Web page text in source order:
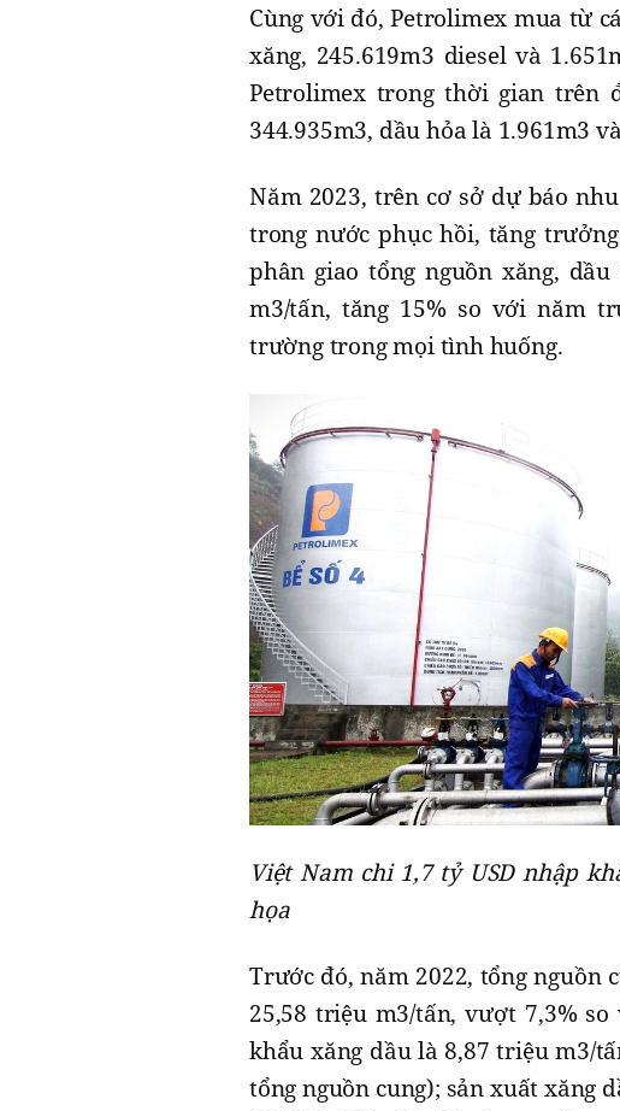
Cùng với đó, Petrolimex mua từ
xăng, 245.619m3 diesel và
Petrolimex trong thời gian trên
344.935m3, dầu hỏa là 1.961m3
Năm 2023, trên cơ sở dự báo
trong nước phục hồi, tăng
phân giao tổng nguồn xăng,
m3/tấn, tăng 15% so với năm
trường trong mọi tình huống.
Việt Nam chi 1,7 tỷ USD nhập
họa
Trước đó, năm 2022, tổng nguồn
25,58 triệu m3/tấn, vượt 7,3%
khẩu xăng dầu là 8,87 triệu m3/
tổng nguồn cung); sản xuất xăng